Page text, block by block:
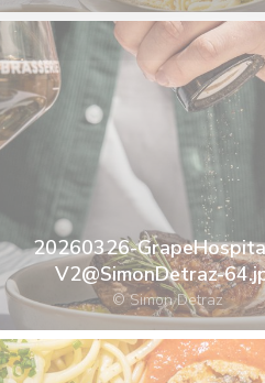
20260326-
V2@SimonDetraz-
© Simon Detraz